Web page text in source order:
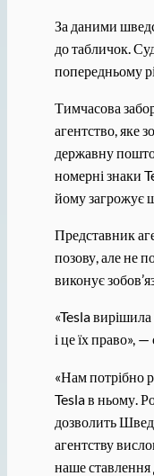
За даними
до табличок.
попередньому
Тимчасова
агентство, яке
державну
номерні знаки
йому загрожує
Представник
позову, але не
виконує
«Tesla
і це їх право»,
«Нам потрібно
Tesla в ньому.
дозволить
агентству
наше ставлення